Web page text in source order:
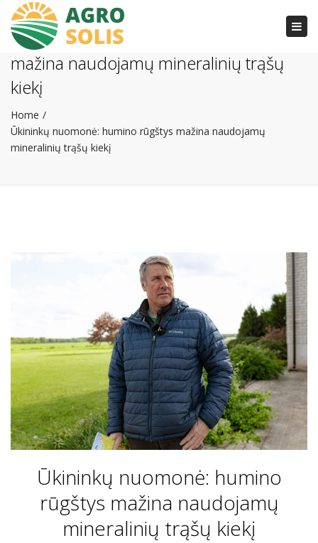
Ūkininkų nuomonė: humino rūgštys
mažina naudojamų mineralinių trąšų
kiekį
Home
Ūkininkų nuomonė: humino rūgštys mažina naudojamų
mineralinių trąšų kiekį
Ūkininkų nuomonė: humino
rūgštys mažina naudojamų
mineralinių trąšų kiekį